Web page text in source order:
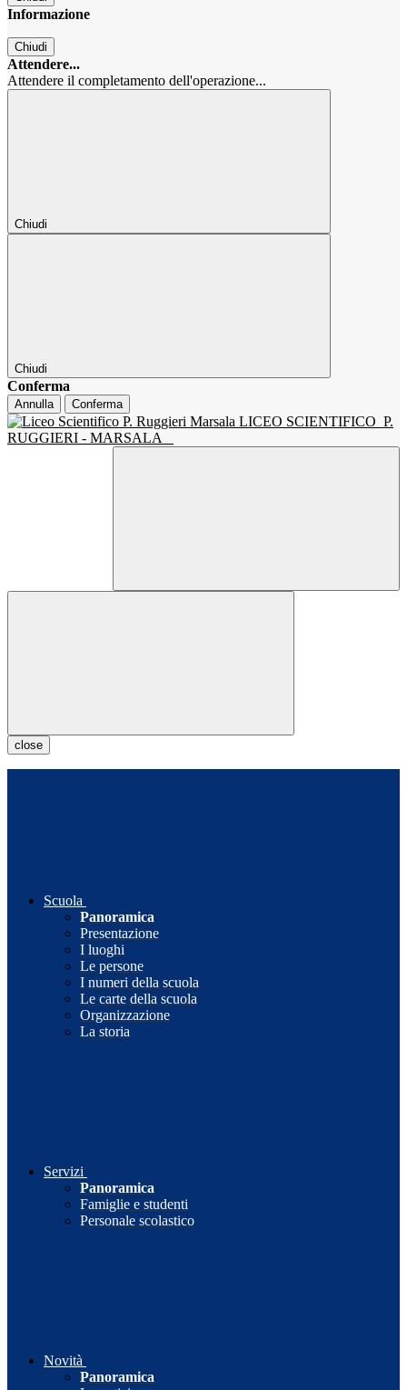
Informazione
Chiudi
Attendere...
Attendere il completamento dell'operazione...
Chiudi
Chiudi
Conferma
Annulla Conferma
LICEO SCIENTIFICO P.
RUGGIERI - MARSALA
close
Scuola
Panoramica
Presentazione
I luoghi
Le persone
I numeri della scuola
Le carte della scuola
Organizzazione
La storia
Servizi
Panoramica
Famiglie e studenti
Personale scolastico
Novità
Panoramica